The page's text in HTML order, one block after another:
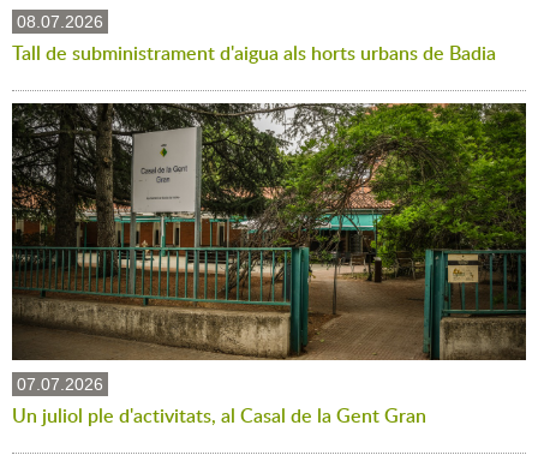
08.07.2026
Tall de subministrament d'aigua als horts urbans de Badia
07.07.2026
Un juliol ple d'activitats, al Casal de la Gent Gran